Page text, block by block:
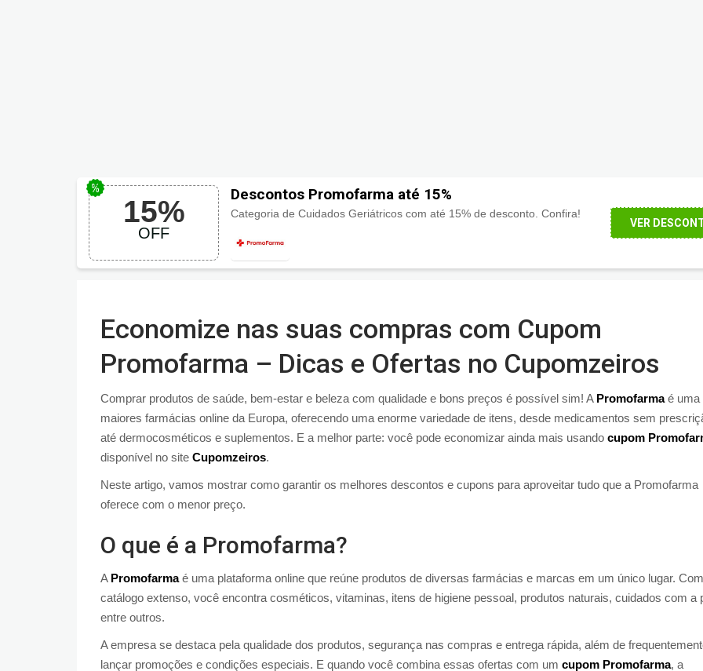
15%
OFF
Descontos Promofarma até 15%
Categoria de Cuidados Geriátricos com até 15% de desconto. Confira!
VER
Economize nas suas compras com Cupom
Promofarma – Dicas e Ofertas no Cupomzeiros
Comprar produtos de saúde, bem-estar e beleza com qualidade e bons preços é possível sim! A Promofarmaé uma
maiores farmácias online da Europa, oferecendo uma enorme variedade de itens, desde medicamentos sem
até dermocosméticos e suplementos. E a melhor parte: você pode economizar ainda mais usando cupom
disponível no site Cupomzeiros.
Neste artigo, vamos mostrar como garantir os melhores descontos e cupons para aproveitar tudo que a Promofarma
oferece com o menor preço.
O que é a Promofarma?
A Promofarmaé uma plataforma online que reúne produtos de diversas farmácias e marcas em um único lugar.
catálogo extenso, você encontra cosméticos, vitaminas, itens de higiene pessoal, produtos naturais, cuidados com a
entre outros.
A empresa se destaca pela qualidade dos produtos, segurança nas compras e entrega rápida, além de
lançar promoções e condições especiais. E quando você combina essas ofertas com um cupom Promofarma, a